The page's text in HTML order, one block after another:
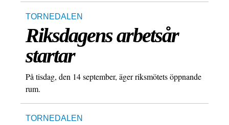
TORNEDALEN
Riksdagens arbetsår
startar
På tisdag, den 14 september, äger riksmötets öppnande
rum.
TORNEDALEN